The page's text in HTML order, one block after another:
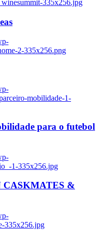
335x256.jpg
2-335x256.png
mobilidade-1-
para o futebol
1-335x256.jpg
CASKMATES &
335x256.jpg